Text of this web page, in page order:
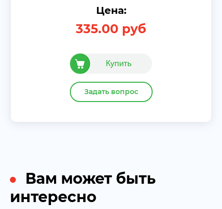
Цена:
335.00 руб
Задать вопрос
Вам может быть
интересно